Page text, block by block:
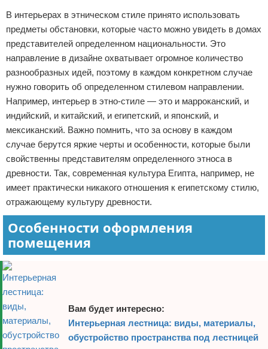
В интерьерах в этническом стиле принято использовать
предметы обстановки, которые часто можно увидеть в домах
представителей определенном национальности. Это
направление в дизайне охватывает огромное количество
разнообразных идей, поэтому в каждом конкретном случае
нужно говорить об определенном стилевом направлении.
Например, интерьер в этно-стиле — это и марроканский, и
индийский, и китайский, и египетский, и японский, и
мексиканский. Важно помнить, что за основу в каждом
случае берутся яркие черты и особенности, которые были
свойственны представителям определенного этноса в
древности. Так, современная культура Египта, например, не
имеет практически никакого отношения к египетскому стилю,
отражающему культуру древности.
Особенности оформления
помещения
Вам будет интересно:
Интерьерная лестница: виды, материалы,
обустройство пространства под лестницей